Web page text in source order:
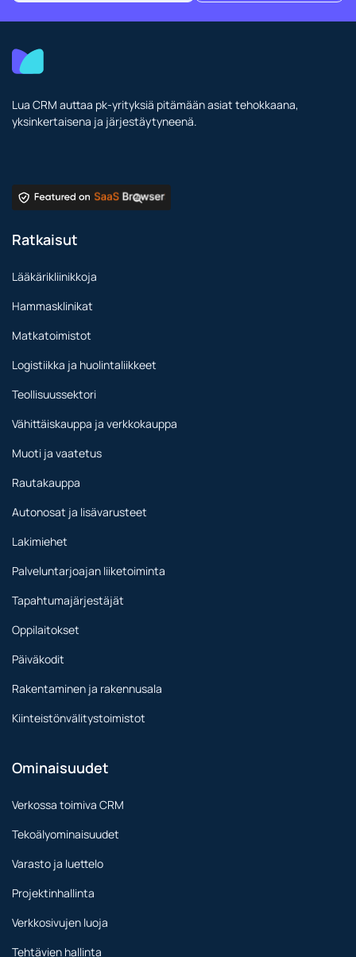
Lua CRM auttaa pk-yrityksiä pitämään asiat tehokkaana,
yksinkertaisena ja järjestäytyneenä.
Ratkaisut
Lääkärikliinikkoja
Hammasklinikat
Matkatoimistot
Logistiikka ja huolintaliikkeet
Teollisuussektori
Vähittäiskauppa ja verkkokauppa
Muoti ja vaatetus
Rautakauppa
Autonosat ja lisävarusteet
Lakimiehet
Palveluntarjoajan liiketoiminta
Tapahtumajärjestäjät
Oppilaitokset
Päiväkodit
Rakentaminen ja rakennusala
Kiinteistönvälitystoimistot
Ominaisuudet
Verkossa toimiva CRM
Tekoälyominaisuudet
Varasto ja luettelo
Projektinhallinta
Verkkosivujen luoja
Tehtävien hallinta